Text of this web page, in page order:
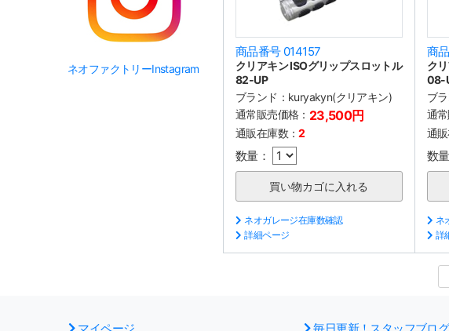
ネオファクトリーInstagram
商品番号 014157
クリアキン ISOグリップスロットル
82-UP
ブランド： kuryakyn(クリアキン)
通常販売価格： 23,500円
通販在庫数：2
数量：
ネオガレージ在庫数確認
詳細ページ
商
ク
08-
ブラ
通
通
数量
ネ
詳